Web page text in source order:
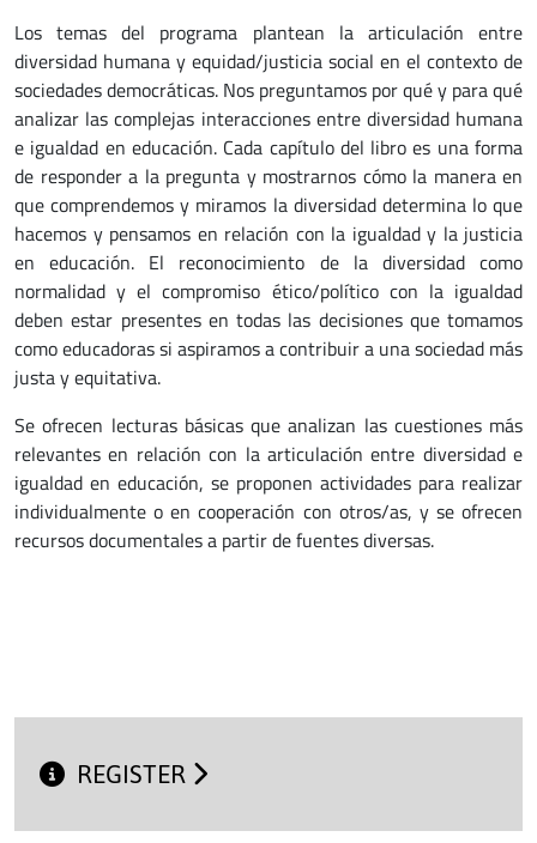
Los temas del programa plantean la articulación entre
diversidad humana y equidad/justicia social en el contexto de
sociedades democráticas. Nos preguntamos por qué y para qué
analizar las complejas interacciones entre diversidad humana
e igualdad en educación. Cada capítulo del libro es una forma
de responder a la pregunta y mostrarnos cómo la manera en
que comprendemos y miramos la diversidad determina lo que
hacemos y pensamos en relación con la igualdad y la justicia
en educación. El reconocimiento de la diversidad como
normalidad y el compromiso ético/político con la igualdad
deben estar presentes en todas las decisiones que tomamos
como educadoras si aspiramos a contribuir a una sociedad más
justa y equitativa.
Se ofrecen lecturas básicas que analizan las cuestiones más
relevantes en relación con la articulación entre diversidad e
igualdad en educación, se proponen actividades para realizar
individualmente o en cooperación con otros/as, y se ofrecen
recursos documentales a partir de fuentes diversas.
REGISTER